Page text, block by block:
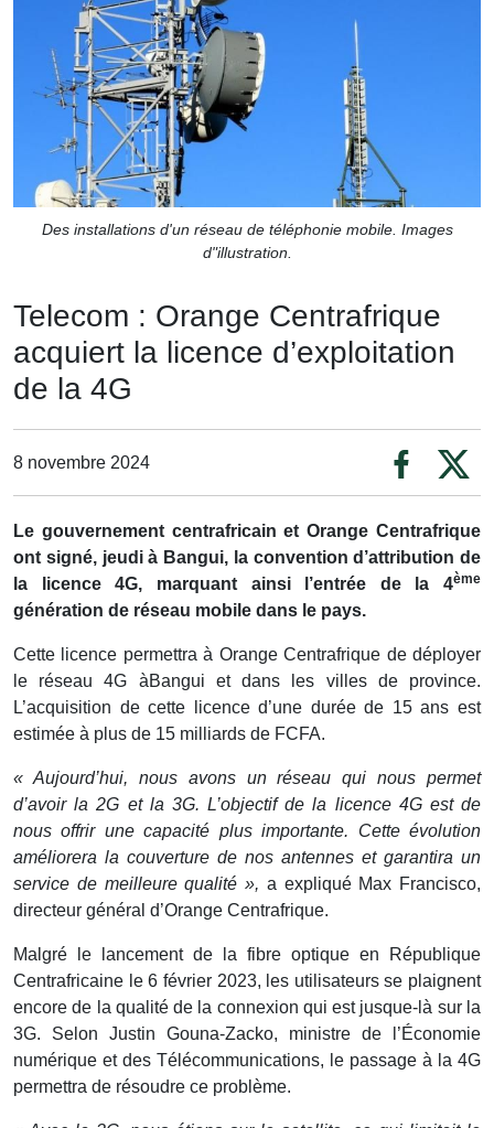
Des installations d'un réseau de téléphonie mobile. Images
d"illustration.
Telecom : Orange Centrafrique
acquiert la licence d’exploitation
de la 4G
8 novembre 2024
Le gouvernement centrafricain et Orange Centrafrique
ont signé, jeudi à Bangui, la convention d’attribution de
la licence 4G, marquant ainsi l’entrée de la 4ème
génération de réseau mobile dans le pays.
Cette licence permettra à Orange Centrafrique de déployer
le réseau 4G àBangui et dans les villes de province.
L’acquisition de cette licence d’une durée de 15 ans est
estimée à plus de 15 milliards de FCFA.
« Aujourd’hui, nous avons un réseau qui nous permet
d’avoir la 2G et la 3G. L’objectif de la licence 4G est de
nous offrir une capacité plus importante. Cette évolution
améliorera la couverture de nos antennes et garantira un
service de meilleure qualité », a expliqué Max Francisco,
directeur général d’Orange Centrafrique.
Malgré le lancement de la fibre optique en République
Centrafricaine le 6 février 2023, les utilisateurs se plaignent
encore de la qualité de la connexion qui est jusque-là sur la
3G. Selon Justin Gouna-Zacko, ministre de l’Économie
numérique et des Télécommunications, le passage à la 4G
permettra de résoudre ce problème.